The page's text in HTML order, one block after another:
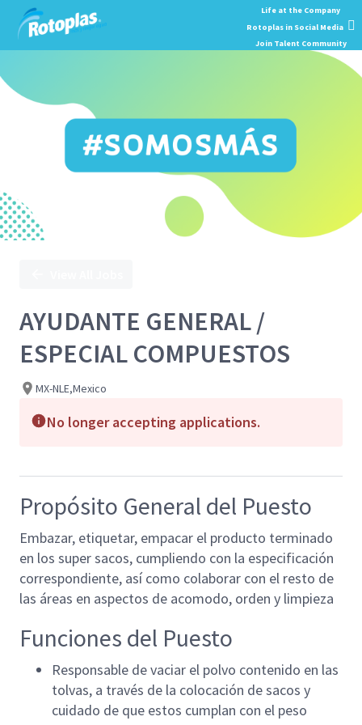
Position
AYUDANTE GENERAL /
ESPECIAL COMPUESTOS
MX-NLE,Mexico
No longer accepting applications.
Propósito General del Puesto
Embazar, etiquetar, empacar el producto terminado
en los super sacos, cumpliendo con la especificación
correspondiente, así como colaborar con el resto de
las áreas en aspectos de acomodo, orden y limpieza
Funciones del Puesto
Responsable de vaciar el polvo contenido en las
tolvas, a través de la colocación de sacos y
cuidado de que estos cumplan con el peso